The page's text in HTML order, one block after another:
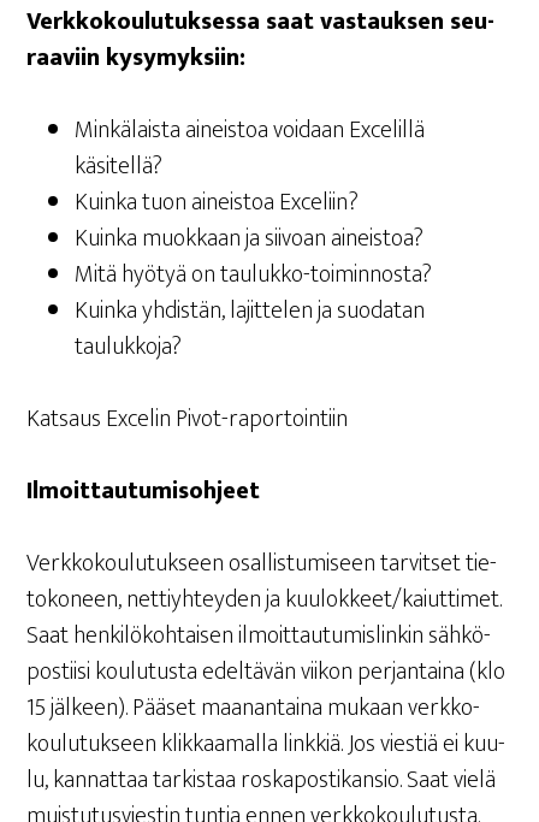
Verk­ko­kou­lu­tuk­ses­sa saat vas­tauk­sen seu­
raa­viin kysymyksiin:
Min­kä­lais­ta aineis­toa voi­daan Exce­lil­lä
käsitellä?
Kuin­ka tuon aineis­toa Exceliin?
Kuin­ka muok­kaan ja sii­voan aineistoa?
Mitä hyö­tyä on taulukko-toiminnosta?
Kuin­ka yhdis­tän, lajit­te­len ja suo­da­tan
taulukkoja?
Kat­saus Exce­lin Pivot-raportointiin
Ilmoit­tau­tu­mis­oh­jeet
Verk­ko­kou­lu­tuk­seen osal­lis­tu­mi­seen tar­vit­set tie­
to­ko­neen, net­tiyh­tey­den ja kuulokkeet/kaiuttimet.
Saat hen­ki­lö­koh­tai­sen ilmoit­tau­tu­mis­lin­kin säh­kö­
pos­tii­si kou­lu­tus­ta edel­tä­vän vii­kon per­jan­tai­na (klo
15 jäl­keen). Pää­set maa­nan­tai­na mukaan verk­ko­
kou­lu­tuk­seen klik­kaa­mal­la link­kiä. Jos vies­tiä ei kuu­
lu, kan­nat­taa tar­kis­taa ros­ka­pos­ti­kan­sio. Saat vie­lä